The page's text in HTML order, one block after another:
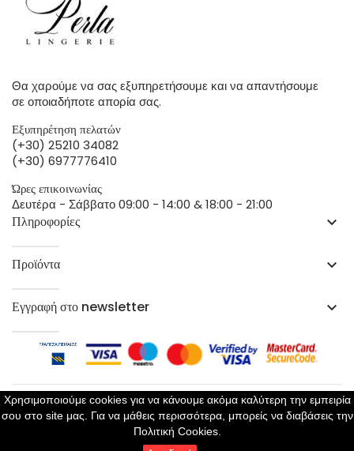
Θα χαρούμε να σας εξυπηρετήσουμε και να απαντήσουμε
σε οποιαδήποτε απορία σας.
Εξυπηρέτηση πελατών
(+30) 25210 34082
(+30) 6977776410
Ώρες επικοινωνίας
Δευτέρα - Σάββατο 09:00 - 14:00 & 18:00 - 21:00
Πληροφορίες keyboard_arrow_down
Προϊόντα keyboard_arrow_down
Εγγραφή στο newsletter keyboard_arrow_down
Χρησιμοποιούμε cookies για να κάνουμε ακόμα καλύτερη την εμπειρία
σου στο site μας. Για να μάθεις περισσότερα, μπορείς να διαβάσεις την
Πολιτική Cookies.
Perla Lingerie- All Rights Reserved